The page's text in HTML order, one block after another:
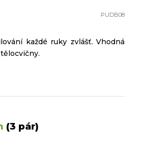
PUDB08
(3 pár)
každé ruky zvlášť. Vhodná